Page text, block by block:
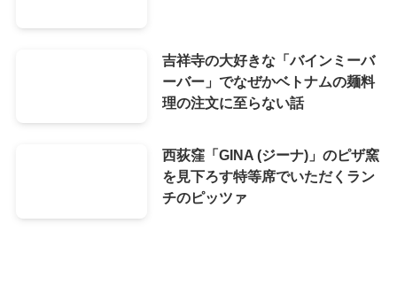
吉祥寺の大好きな「バインミーバ
ーバー」でなぜかベトナムの麺料
理の注文に至らない話
西荻窪「GINA (ジーナ)」のピザ窯
を見下ろす特等席でいただくラン
チのピッツァ